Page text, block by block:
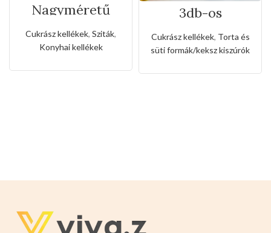
Nagyméretű
rozsdamentes
liszt,porcukor
szóró
Cukrász kellékek, Sziták,
Konyhai kellékek
3db-os
rozsdamentes
kiszúró készlet
nyuszi és maci
alakkal
Cukrász kellékek, Torta és
süti formák/keksz kiszúrók